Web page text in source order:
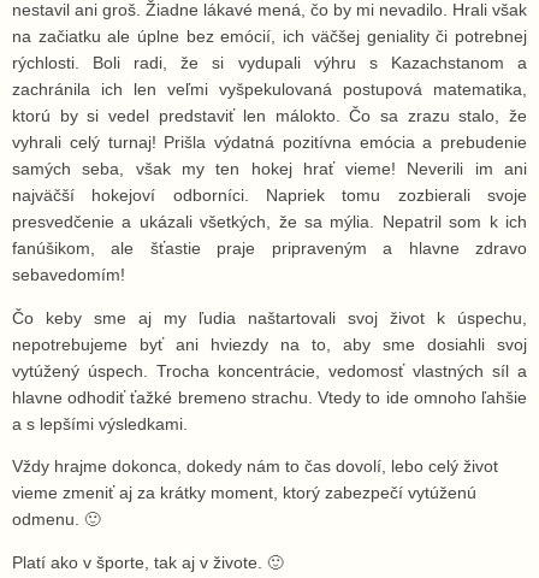
nestavil ani groš. Žiadne lákavé mená, čo by mi nevadilo. Hrali však
na začiatku ale úplne bez emócií, ich väčšej geniality či potrebnej
rýchlosti. Boli radi, že si vydupali výhru s Kazachstanom a
zachránila ich len veľmi vyšpekulovaná postupová matematika,
ktorú by si vedel predstaviť len málokto. Čo sa zrazu stalo, že
vyhrali celý turnaj! Prišla výdatná pozitívna emócia a prebudenie
samých seba, však my ten hokej hrať vieme! Neverili im ani
najväčší hokejoví odborníci. Napriek tomu zozbierali svoje
presvedčenie a ukázali všetkých, že sa mýlia. Nepatril som k ich
fanúšikom, ale šťastie praje pripraveným a hlavne zdravo
sebavedomím!
Čo keby sme aj my ľudia naštartovali svoj život k úspechu,
nepotrebujeme byť ani hviezdy na to, aby sme dosiahli svoj
vytúžený úspech. Trocha koncentrácie, vedomosť vlastných síl a
hlavne odhodiť ťažké bremeno strachu. Vtedy to ide omnoho ľahšie
a s lepšími výsledkami.
Vždy hrajme dokonca, dokedy nám to čas dovolí, lebo celý život
vieme zmeniť aj za krátky moment, ktorý zabezpečí vytúženú
odmenu. 🙂
Platí ako v športe, tak aj v živote. 🙂